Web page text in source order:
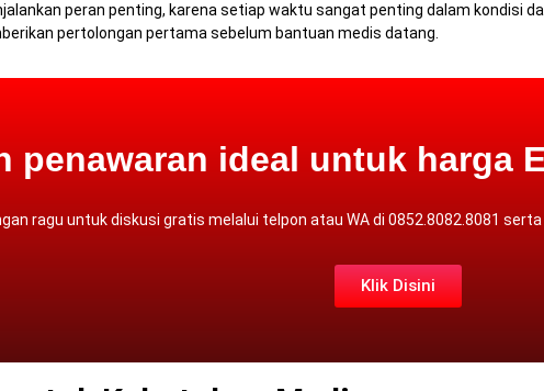
peran penting, karena setiap waktu sangat penting dalam kondisi
pertolongan pertama sebelum bantuan medis datang.
penawaran ideal untuk harga
ragu untuk diskusi gratis melalui telpon atau WAdi 0852.8082.8081
Klik Disini